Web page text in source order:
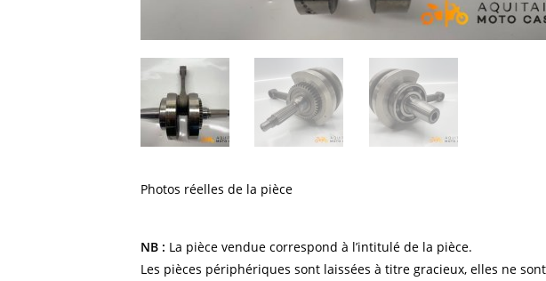
Photos réelles de la pièce
NB : La pièce vendue correspond à l’intitulé de la pièce.
Les pièces périphériques sont laissées à titre gracieux, elles ne